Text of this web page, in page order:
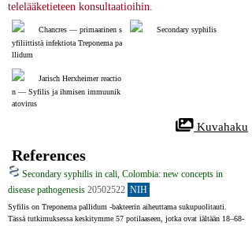
telelääketieteen konsultaatioihin.
Chancres ― primaarinen s
yfiliittistä infektiota Treponema pa
llidum
Jarisch Herxheimer reactio
n ― Syfilis ja ihmisen immuunik
atovirus
Secondary syphilis
Kuvahaku
References
Secondary syphilis in cali, Colombia: new concepts in
disease pathogenesis 20502522 NIH
Syfilis on Treponema pallidum -bakteerin aiheuttama sukupuolitauti.
Tässä tutkimuksessa keskitymme 57 potilaaseen, jotka ovat iältään 18–68-